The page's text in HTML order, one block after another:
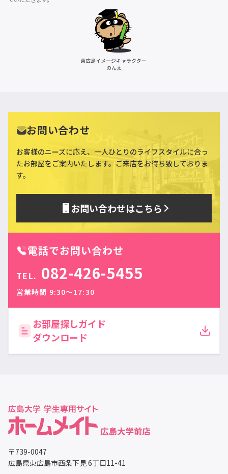
お問い合わせ
お客様のニーズに応え、一人ひとりのライフスタイルに合っ
たお部屋をご案内いたします。ご来店をお待ち致しておりま
す。
お問い合わせはこちら
電話でお問い合わせ
TEL. 082-426-5455
営業時間 9:30〜17:30
お部屋探しガイド
ダウンロード
〒739-0047
広島県東広島市西条下見 6丁目11-41